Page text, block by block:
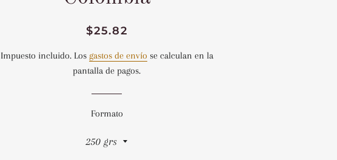
Precio
Precio
venta
$25.82
Impuesto incluido. Los gastos de envío se calculan en la
pantalla de pagos.
Formato